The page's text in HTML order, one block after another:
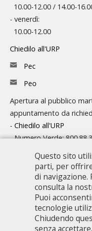
10.00-12.00 / 14.00-
- venerdì:
10.00-12.00
Chiedilo all'URP
Pec
Peo
Apertura al pubblico
appuntamento da
- Chiedilo all'URP
- Numero Verde:
Consulta
Accedi agli atti
Guida pratica ai
Città metropolitana di
Questo sito
parti, per
di
consulta la
Puoi
tecnologie
Chiudendo
senza accettare.